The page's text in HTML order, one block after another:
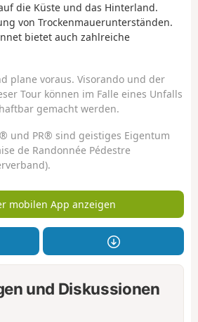
die Küste und das Hinterland.
von Trockenmauerunterständen.
bietet auch zahlreiche
plane voraus. Visorando und der
Tour können im Falle eines Unfalls
gemacht werden.
und PR® sind geistiges Eigentum
de Randonnée Pédestre
mobilen App anzeigen
und Diskussionen